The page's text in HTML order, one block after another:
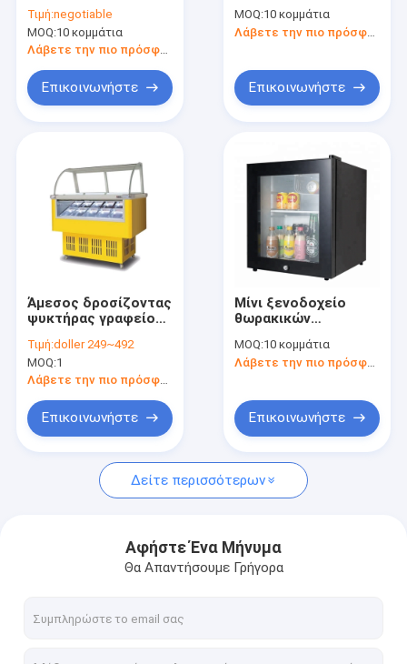
προϊόντα
Σχετικά με εμάς
επαφή
Ψυκτήρας επίδειξης πορτών γυαλιού
Θωρακικός ψυκτήρας πορτών γυαλιού
Όρθιος ψυκτήρας πορτών γυαλιού
ψυκτήρας κρέατος χασάπηδων
Ψυκτήρες ανοξείδωτου
Ψυκτήρας προθηκών παγωτού
Ψυκτήρας επίδειξης Deli
ψυκτήρας πορτών
γυαλιού αερόψυξης
Τιμή:negotiable
MOQ:10 κομμάτια
Λάβετε την πιο πρόσφατη τιμή
Επικοινωνήστε
MOQ:10 κομμάτια
Επικοινωνήστε
Άμεσος δροσίζοντας
ψυκτήρας γραφείου
haagen-Dazs
κατεψυγμένος
παγωτό
Τιμή:doller 249~492
MOQ:1
Λάβετε την πιο πρόσφατη τιμή
Επικοινωνήστε
Μίνι ξενοδοχείο
θωρακικών
γυαλιού κρασιού
οικογενειακό
MOQ:10 κομμάτια
Επικοινωνήστε
Δείτε περισσότερων
Αφήστε Ένα Μήνυμα
Θα Απαντήσουμε Γρήγορα